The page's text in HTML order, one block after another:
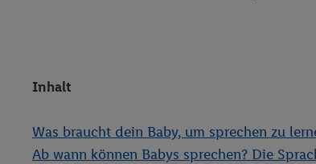
Inhalt
Was braucht dein Baby, um sprechen zu
Ab wann können Babys sprechen? Die